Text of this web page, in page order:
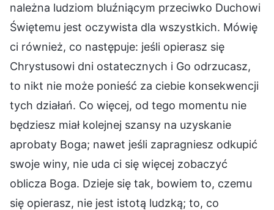
należna ludziom bluźniącym przeciwko Duchowi
Świętemu jest oczywista dla wszystkich. Mówię
ci również, co następuje: jeśli opierasz się
Chrystusowi dni ostatecznych i Go odrzucasz,
to nikt nie może ponieść za ciebie konsekwencji
tych działań. Co więcej, od tego momentu nie
będziesz miał kolejnej szansy na uzyskanie
aprobaty Boga; nawet jeśli zapragniesz odkupić
swoje winy, nie uda ci się więcej zobaczyć
oblicza Boga. Dzieje się tak, bowiem to, czemu
się opierasz, nie jest istotą ludzką; to, co